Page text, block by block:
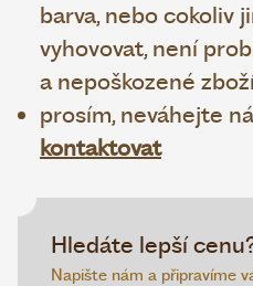
barva, nebo cokoliv
vyhovovat, není
a nepoškozené
prosím, neváhejte
kontaktovat
Hledáte lepší
Napište nám a připravíme